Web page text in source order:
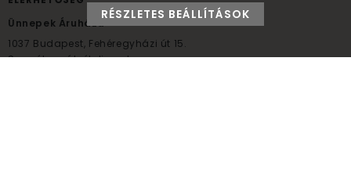
Ünnepek Áruháza
1037 Budapest, Fehéregyházi út 15.
Személyes átvételi pont
RÉSZLETES BEÁLLÍTÁSOK